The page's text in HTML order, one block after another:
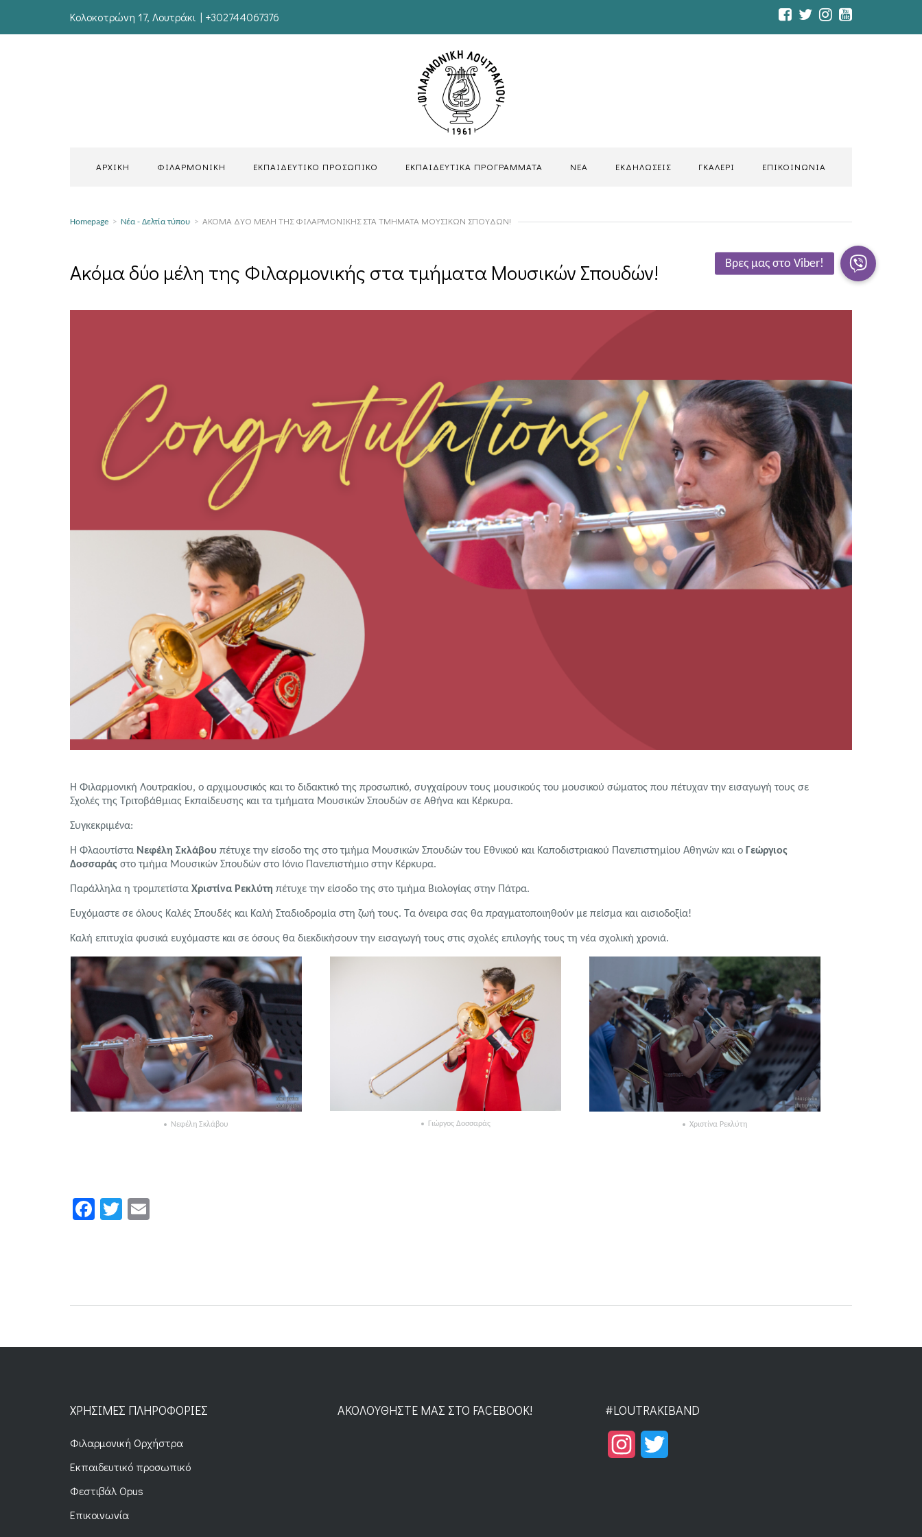
Κολοκοτρώνη 17, Λουτράκι | +302744067376
ΑΡΧΙΚΗ ΦΙΛΑΡΜΟΝΙΚΗ ΕΚΠΑΙΔΕΥΤΙΚΟ ΠΡΟΣΩΠΙΚΟ ΕΚΠΑΙΔΕΥΤΙΚΑ ΠΡΟΓΡΑΜΜΑΤΑ ΝΕΑ ΕΚΔΗΛΩΣΕΙΣ ΓΚΑΛΕΡΙ ΕΠΙΚΟΙΝΩΝΙΑ
Homepage > Νέα - Δελτία τύπου > ΑΚΌΜΑ ΔΎΟ ΜΈΛΗ ΤΗΣ ΦΙΛΑΡΜΟΝΙΚΉΣ ΣΤΑ ΤΜΉΜΑΤΑ ΜΟΥΣΙΚΏΝ ΣΠΟΥΔΏΝ!
Ακόμα δύο μέλη της Φιλαρμονικής στα τμήματα Μουσικών Σπουδών!
Η Φιλαρμονική Λουτρακίου, ο αρχιμουσικός και το διδακτικό της προσωπικό, συγχαίρουν τους μουσικούς του μουσικού σώματος που πέτυχαν την εισαγωγή τους σε
Σχολές της Τριτοβάθμιας Εκπαίδευσης και τα τμήματα Μουσικών Σπουδών σε Αθήνα και Κέρκυρα.
Συγκεκριμένα:
Η Φλαουτίστα Νεφέλη Σκλάβου πέτυχε την είσοδο της στο τμήμα Μουσικών Σπουδών του Εθνικού και Καποδιστριακού Πανεπιστημίου Αθηνών και ο Γεώργιος
Δοσσαράς στο τμήμα Μουσικών Σπουδών στο Ιόνιο Πανεπιστήμιο στην Κέρκυρα.
Παράλληλα η τρομπετίστα Χριστίνα Ρεκλύτη πέτυχε την είσοδο της στο τμήμα Βιολογίας στην Πάτρα.
Ευχόμαστε σε όλους Καλές Σπουδές και Καλή Σταδιοδρομία στη ζωή τους. Τα όνειρα σας θα πραγματοποιηθούν με πείσμα και αισιοδοξία!
Καλή επιτυχία φυσικά ευχόμαστε και σε όσους θα διεκδικήσουν την εισαγωγή τους στις σχολές επιλογής τους τη νέα σχολική χρονιά.
Νεφέλη Σκλάβου Γιώργος Δοσσαράς Χριστίνα Ρεκλύτη
Facebook
Twitter
ΧΡΉΣΙΜΕΣ ΠΛΗΡΟΦΟΡΊΕΣ
Φιλαρμονική Ορχήστρα
Εκπαιδευτικό προσωπικό
Φεστιβάλ Opus
Επικοινωνία
ΑΚΟΛΟΥΘΉΣΤΕ ΜΑΣ ΣΤΟ FACEBOOK! #LOUTRAKIBAND
Instagram